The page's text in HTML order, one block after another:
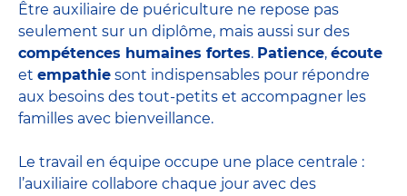
Être auxiliaire de puériculture ne repose pas
seulement sur un diplôme, mais aussi sur des
compétences humaines fortes. Patience, écoute
et empathie sont indispensables pour répondre
aux besoins des tout-petits et accompagner les
familles avec bienveillance.
Le travail en équipe occupe une place centrale :
l’auxiliaire collabore chaque jour avec des